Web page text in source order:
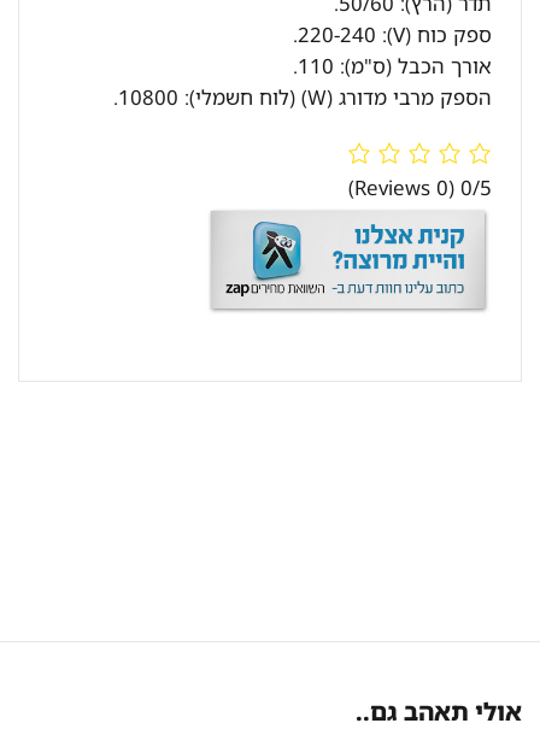
ספק כוח (V): 220-240.
אורך הכבל (ס"מ): 110.
הספק מרבי מדורג (W) (לוח חשמלי): 10800.
0/5
(0 Reviews)
אולי תאהב גם..